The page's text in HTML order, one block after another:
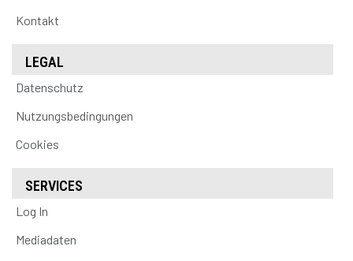
Kontakt
LEGAL
Datenschutz
Nutzungsbedingungen
Cookies
SERVICES
Log In
Mediadaten